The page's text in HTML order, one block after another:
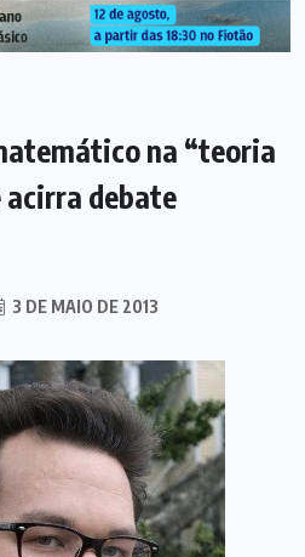
na “teoria
acirra debate
3 DE MAIO DE 2013